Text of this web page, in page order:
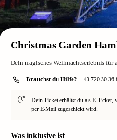
Christmas Garden
Dein magisches Weihnachtserlebnis für
Brauchst du Hilfe? +43 720 30 36
Dein Ticket erhältst du als E-Ticket,
per E-Mail zugeschickt wird.
Was inklusive ist